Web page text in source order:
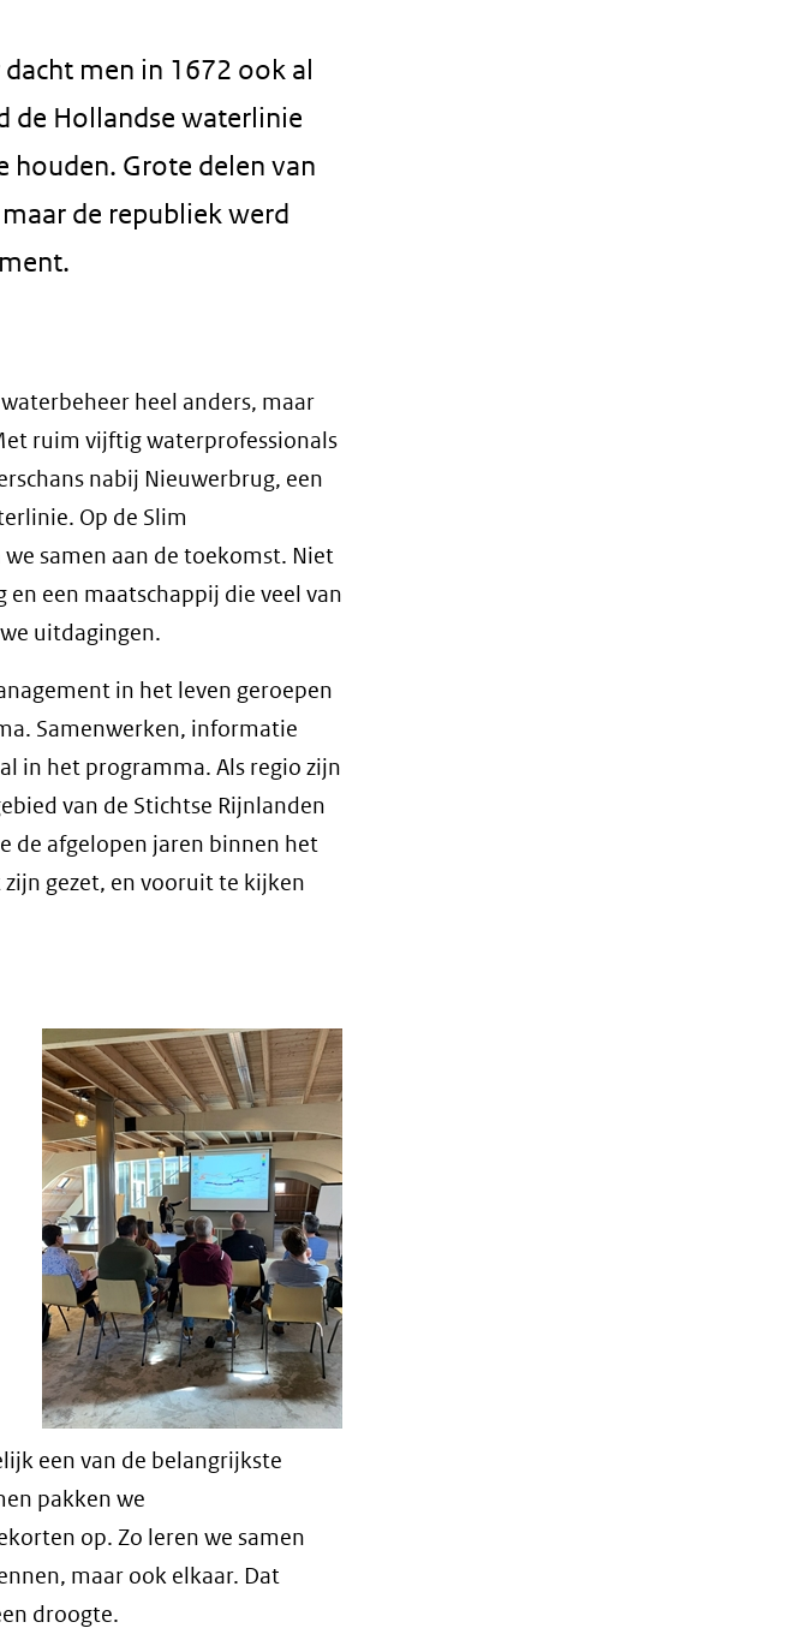
men in 1672 ook al
de Hollandse waterlinie
houden. Grote delen van
de republiek werd
heel anders, maar
ruim vijftig waterprofessionals
nabij Nieuwerbrug, een
Op de Slim
samen aan de toekomst. Niet
een maatschappij die veel van
uitdagingen.
in het leven geroepen
Samenwerken, informatie
in het programma. Als regio zijn
van de Stichtse Rijnlanden
de afgelopen jaren binnen het
gezet, en vooruit te kijken
een van de belangrijkste
pakken we
op. Zo leren we samen
maar ook elkaar. Dat
droogte.